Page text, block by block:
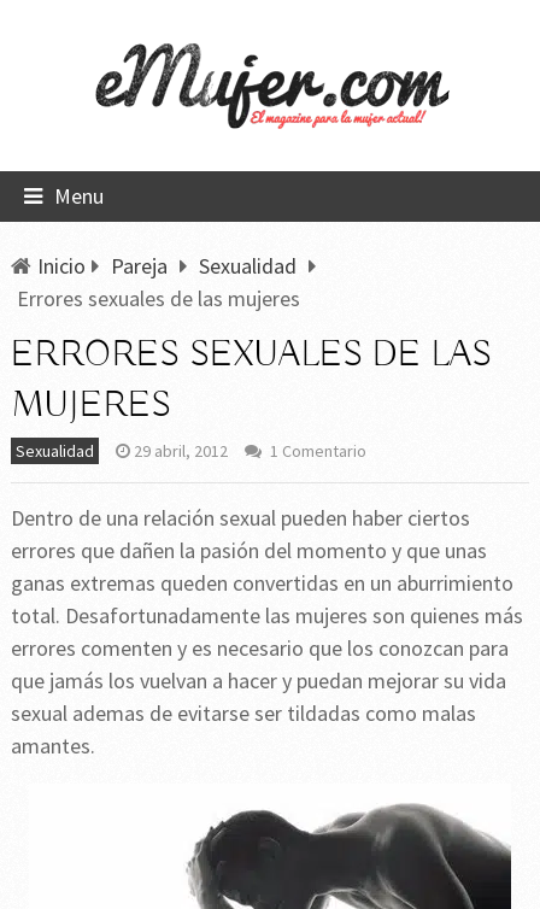
Menu
Inicio Pareja
Sexualidad
Errores sexuales de las mujeres
ERRORES SEXUALES DE LAS
MUJERES
Sexualidad 29 abril, 2012 1 Comentario
Dentro de una relación sexual pueden haber ciertos
errores que dañen la pasión del momento y que unas
ganas extremas queden convertidas en un aburrimiento
total. Desafortunadamente las mujeres son quienes más
errores comenten y es necesario que los conozcan para
que jamás los vuelvan a hacer y puedan mejorar su vida
sexual ademas de evitarse ser tildadas como malas
amantes.